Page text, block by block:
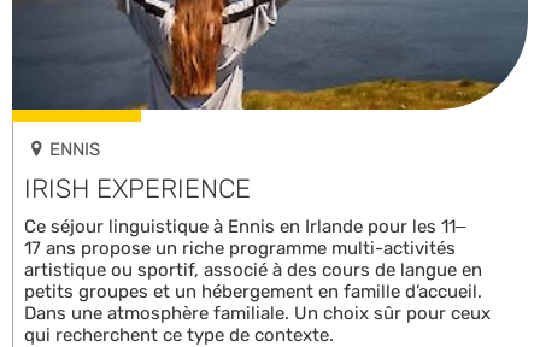
ENNIS
IRISH EXPERIENCE
Ce séjour linguistique à Ennis en Irlande pour les 11–
17 ans propose un riche programme multi-activités
artistique ou sportif, associé à des cours de langue en
petits groupes et un hébergement en famille d’accueil.
Dans une atmosphère familiale. Un choix sûr pour ceux
qui recherchent ce type de contexte.